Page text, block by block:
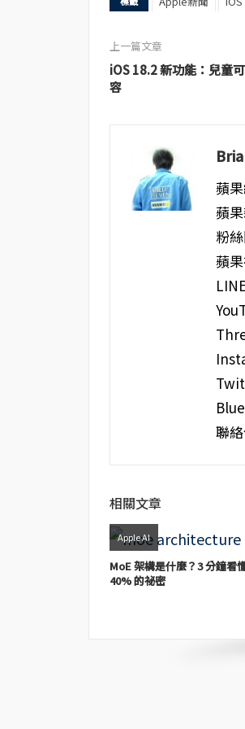
上一篇文章
iOS 18.2 新功能：兒童
容
蘋
蘋
粉絲
蘋
聯絡
相關文章
Apple AI
MoE 架構是什麼？3 分鐘看
40% 的祕密